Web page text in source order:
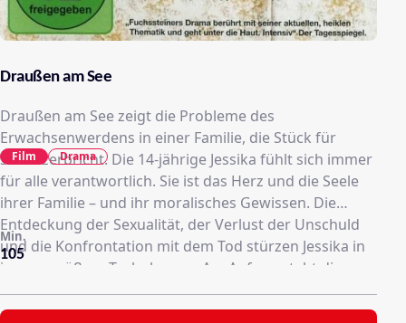
Draußen am See
Draußen am See zeigt die Probleme des
Erwachsenwerdens in einer Familie, die Stück für
Stück zerbricht. Die 14-jährige Jessika fühlt sich immer
für alle verantwortlich. Sie ist das Herz und die Seele
ihrer Familie – und ihr moralisches Gewissen. Die
Entdeckung der Sexualität, der Verlust der Unschuld
und die Konfrontation mit dem Tod stürzen Jessika in
immer größere Turbulenzen. Am Anfang steht die
perfekte Inszenierung von familiärer Normalität und
Harmonie. Eine Laube am See ist Zentrum der
105
Min.
Film Drama